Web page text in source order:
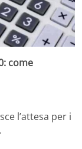
come
l’attesa per i